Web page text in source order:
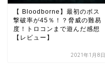
【 Bloodborne】最初のボス
撃破率が45％！？脅威の難易
度！トロコンまで遊んだ感想
【レビュー】
2021年1月8日